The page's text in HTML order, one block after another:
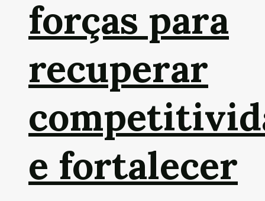
forças para
recuperar
e fortalecer